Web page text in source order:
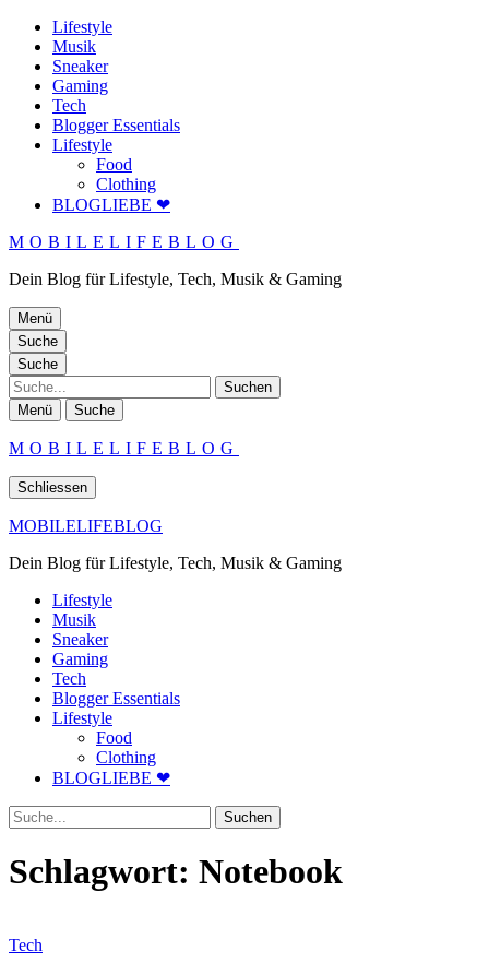
Lifestyle
Musik
Sneaker
Gaming
Tech
Blogger Essentials
Lifestyle
Food
Clothing
BLOGLIEBE ❤
MOBILELIFEBLOG
Dein Blog für Lifestyle, Tech, Musik & Gaming
Menü
Suche
Suche
Suche
Menü Suche
MOBILELIFEBLOG
Schliessen
MOBILELIFEBLOG
Dein Blog für Lifestyle, Tech, Musik & Gaming
Lifestyle
Musik
Sneaker
Gaming
Tech
Blogger Essentials
Lifestyle
Food
Clothing
BLOGLIEBE ❤
Suche
Schlagwort: Notebook
Tech